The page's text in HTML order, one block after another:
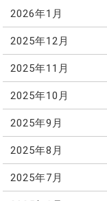
2026年1月
2025年12月
2025年11月
2025年10月
2025年9月
2025年8月
2025年7月